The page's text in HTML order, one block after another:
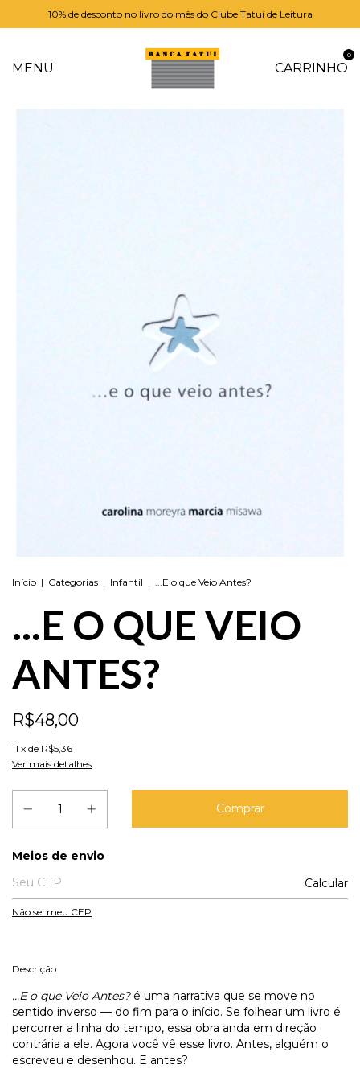
10% de desconto no livro do mês do Clube Tatuí de Leitura
MENU CARRINHO
0
Início | Categorias | Infantil | ...E o que Veio Antes?
...E O QUE VEIO
ANTES?
R$48,00
11 x de R$5,36
Ver mais detalhes
Entregas para o CEP:
Meios de envio
Calcular
Não sei meu CEP
Descrição
...E o que Veio Antes?é uma narrativa que se move no
sentido inverso — do fim para o início. Se folhear um livro é
percorrer a linha do tempo, essa obra anda em direção
contrária a ele. Agora você vê esse livro. Antes, alguém o
escreveu e desenhou. E antes?